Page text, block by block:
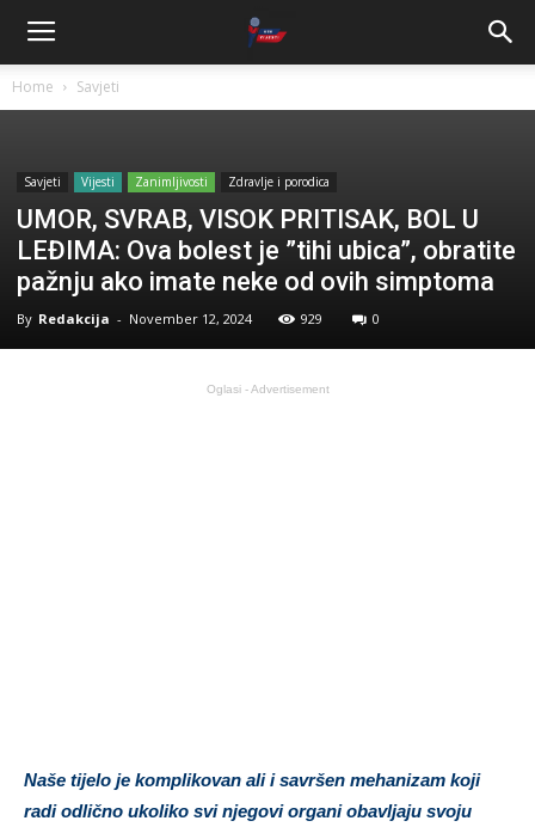
Home Savjeti
Savjeti Vijesti Zanimljivosti Zdravlje i porodica
UMOR, SVRAB, VISOK PRITISAK, BOL U
LEĐIMA: Ova bolest je ”tihi ubica”, obratite
pažnju ako imate neke od ovih simptoma
By Redakcija - November 12, 2024 929 0
Oglasi - Advertisement
Naše tijelo je komplikovan ali i savršen mehanizam koji
radi odlično ukoliko svi njegovi organi obavljaju svoju